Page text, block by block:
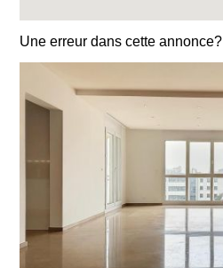
Une erreur dans cette annonce?